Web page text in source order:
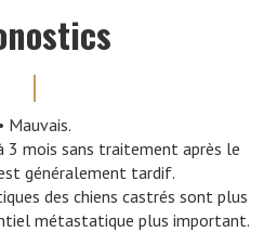
• Mauvais.
3 mois sans traitement après le
généralement tardif.
des chiens castrés sont plus
métastatique plus important.